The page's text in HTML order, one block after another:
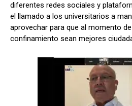
diferentes redes sociales y
el llamado a los universitarios a
aprovechar para que al momento
confinamiento sean mejores